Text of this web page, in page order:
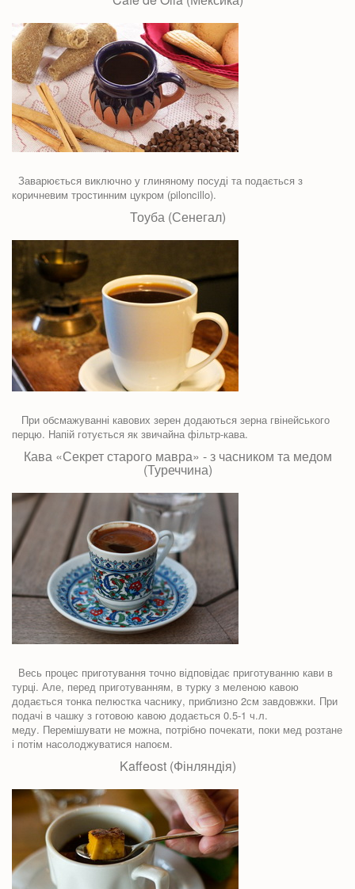
Заварюється виключно у глиняному посуді та подається з
коричневим тростинним цукром (piloncillo).
Тоуба (Сенегал)
При обсмажуванні кавових зерен додаються зерна гвінейського
перцю. Напій готується як звичайна фільтр-кава.
Кава «Секрет старого мавра» - з часником та медом
(Туреччина)
Весь процес приготування точно відповідає приготуванню кави в
турці. Але, перед приготуванням, в турку з меленою кавою
додається тонка пелюстка часнику, приблизно 2см завдовжки. При
подачі в чашку з готовою кавою додається 0.5-1 ч.л.
меду. Перемішувати не можна, потрібно почекати, поки мед розтане
і потім насолоджуватися напоєм.
Kaffeost (Фінляндія)